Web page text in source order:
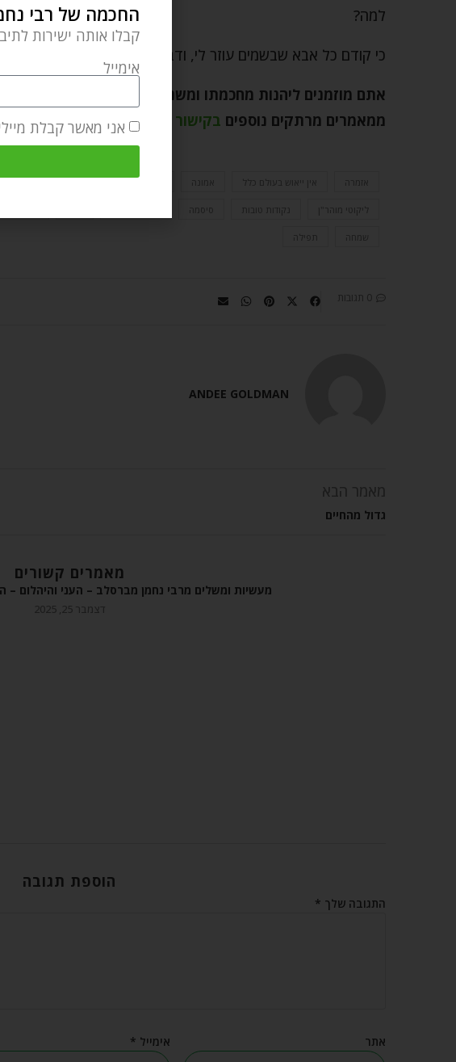
למה?
כי קודם כל אבא שבשמים עוזר לי, ודבר שני אני לא מוותר!
אתם מוזמנים ליהנות מחכמתו ומשנתו של רבי נחמן מברסלב
ממאמרים מרתקים נוספים בקישור הזה
אזמרה אין ייאוש בעולם כלל אמונה
ליקוטי מוהר"ן נקודות טובות סיסמה
שמחה תפילה
0 תגובות
ANDEE GOLDMAN
מאמר הבא
גדול מהחיים
מאמרים קשורים
מעשיות ומשלים מרבי נחמן מברסלב – העני והיהלום –
דצמבר 25, 2025
הוספת תגובה
התגובה שלך *
אימייל * אתר
החכמה של רבי
קבלו אותה ישירות
אימייל
אני מאשר קבלת